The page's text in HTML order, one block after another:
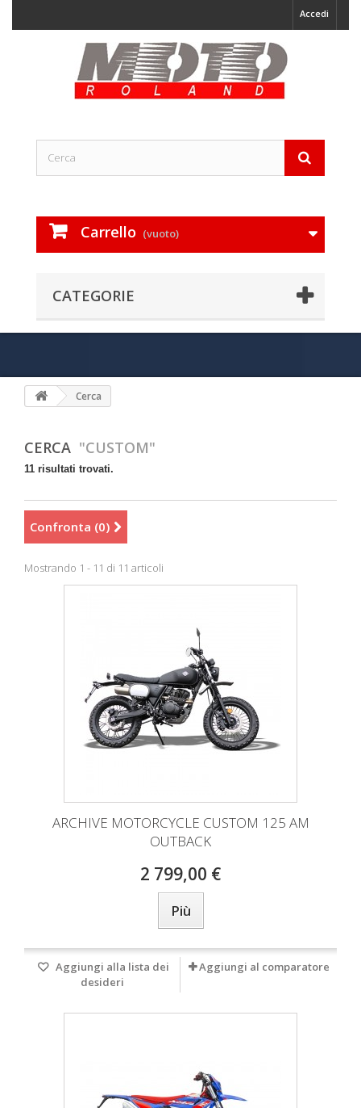
Accedi
Carrello (vuoto)
CATEGORIE
Cerca
CERCA "CUSTOM"
11 risultati trovati.
Confronta (0)
Mostrando 1 - 11 di 11 articoli
ARCHIVE MOTORCYCLE CUSTOM 125 AM
OUTBACK
2 799,00 €
Più
Aggiungi alla lista dei
desideri
Aggiungi al comparatore